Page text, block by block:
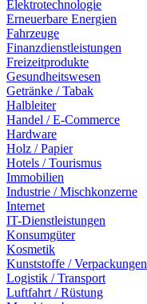
Elektrotechnologie
Erneuerbare Energien
Fahrzeuge
Finanzdienstleistungen
Freizeitprodukte
Gesundheitswesen
Getränke / Tabak
Halbleiter
Handel / E-Commerce
Hardware
Holz / Papier
Hotels / Tourismus
Immobilien
Industrie / Mischkonzerne
Internet
IT-Dienstleistungen
Konsumgüter
Kosmetik
Kunststoffe / Verpackungen
Logistik / Transport
Luftfahrt / Rüstung